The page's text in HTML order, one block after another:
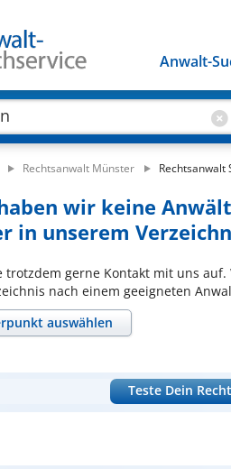
Anwalt-
Rechtsanwalt Münster Rechtsanwalt
wir keine
in unserem
trotzdem gerne Kontakt mit uns
nach einem geeigneten
auswählen
Teste Dein